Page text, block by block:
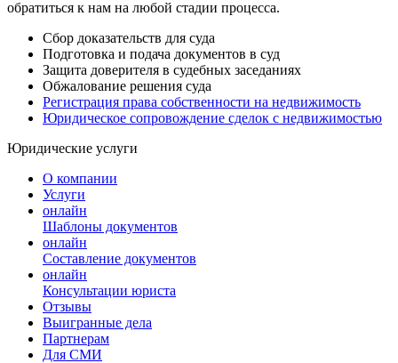
обратиться к нам на любой стадии процесса.
Сбор доказательств для суда
Подготовка и подача документов в суд
Защита доверителя в судебных заседаниях
Обжалование решения суда
Регистрация права собственности на недвижимость
Юридическое сопровождение сделок с недвижимостью
Юридические услуги
О компании
Услуги
онлайн
Шаблоны документов
онлайн
Составление документов
онлайн
Консультации юриста
Отзывы
Выигранные дела
Партнерам
Для СМИ